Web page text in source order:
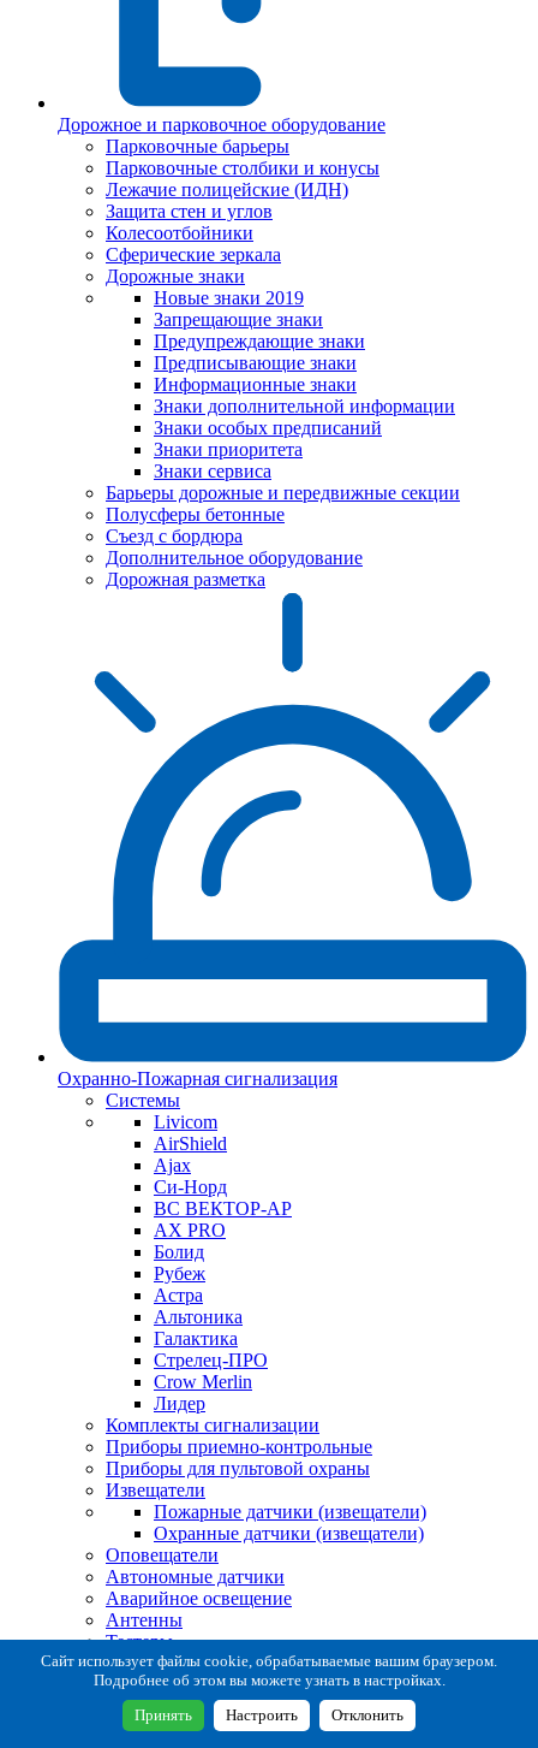
Дорожное и парковочное оборудование
Парковочные барьеры
Парковочные столбики и конусы
Лежачие полицейские (ИДН)
Защита стен и углов
Колесоотбойники
Сферические зеркала
Дорожные знаки
Новые знаки 2019
Запрещающие знаки
Предупреждающие знаки
Предписывающие знаки
Информационные знаки
Знаки дополнительной информации
Знаки особых предписаний
Знаки приоритета
Знаки сервиса
Барьеры дорожные и передвижные секции
Полусферы бетонные
Съезд с бордюра
Дополнительное оборудование
Дорожная разметка
Охранно-Пожарная сигнализация
Системы
Livicom
AirShield
Ajax
Си-Норд
ВС ВЕКТОР-АР
AX PRO
Болид
Рубеж
Астра
Альтоника
Галактика
Стрелец-ПРО
Crow Merlin
Лидер
Комплекты сигнализации
Приборы приемно-контрольные
Приборы для пультовой охраны
Извещатели
Пожарные датчики (извещатели)
Охранные датчики (извещатели)
Оповещатели
Автономные датчики
Аварийное освещение
Антенны
Тестеры
Система сбора извещений
Расходные и монтажные материалы
Коробки коммутационные
Кронштейны для извещателей
Сайт использует файлы cookie, обрабатываемые вашим браузером.
Подробнее об этом вы можете узнать в настройках.
Принять Настроить Отклонить